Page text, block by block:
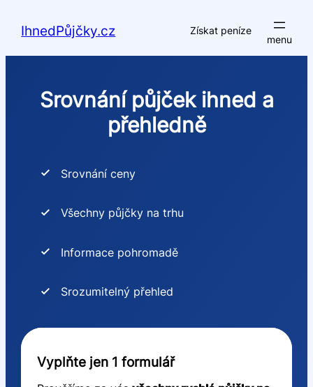
IhnedPůjčky.cz Získat peníze
Srovnání půjček ihned a
přehledně
Srovnání ceny
Všechny půjčky na trhu
Informace pohromadě
Srozumitelný přehled
Vyplňte jen 1 formulář